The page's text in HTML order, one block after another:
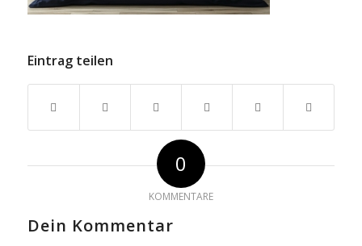
Eintrag teilen
0
KOMMENTARE
Dein Kommentar